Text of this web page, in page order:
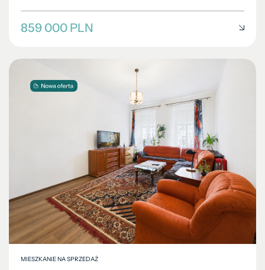
859 000 PLN
MIESZKANIE NA SPRZEDAŻ